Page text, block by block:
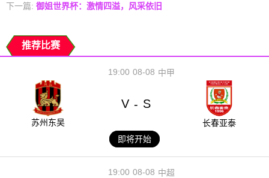
下一篇: 御姐世界杯：激情四溢，风采依旧
推荐比赛
08-08
19:00 中甲
苏州东吴
V - S
长春亚泰
即将开始
08-08
19:00 中超